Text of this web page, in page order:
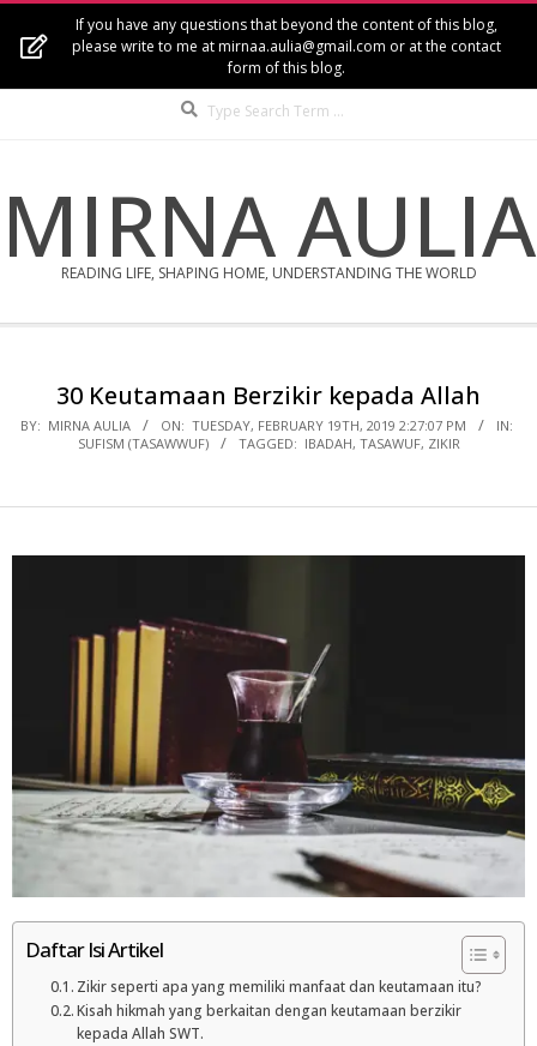
If you have any questions that beyond the content of this blog,
please write to me at mirnaa.aulia@gmail.com or at the contact
form of this blog.
MIRNA AULIA
READING LIFE, SHAPING HOME, UNDERSTANDING THE WORLD
30 Keutamaan Berzikir kepada Allah
BY: MIRNA AULIA ON: TUESDAY, FEBRUARY 19TH, 2019 2:27:07 PM
IN:
SUFISM (TASAWWUF)
TAGGED: IBADAH, TASAWUF, ZIKIR
Daftar Isi Artikel
Zikir seperti apa yang memiliki manfaat dan keutamaan itu?
Kisah hikmah yang berkaitan dengan keutamaan berzikir
kepada Allah SWT.